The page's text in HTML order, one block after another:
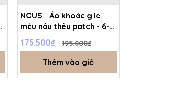
NOUS - Áo khoác gile
màu nâu thêu patch - 6-
175.500₫ 195.000₫
Thêm vào giỏ